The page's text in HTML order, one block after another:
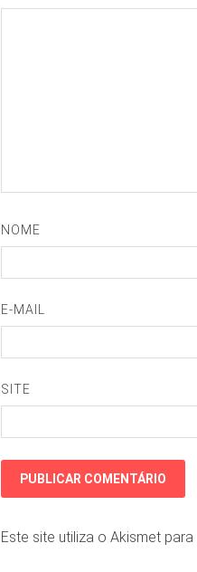
NOME
E-MAIL
SITE
Este site utiliza o Akismet para